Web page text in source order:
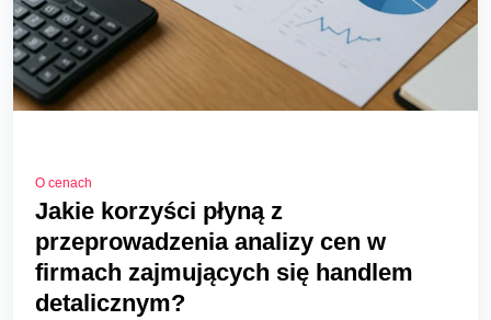
O cenach
Jakie korzyści płyną z
przeprowadzenia analizy cen w
firmach zajmujących się handlem
detalicznym?